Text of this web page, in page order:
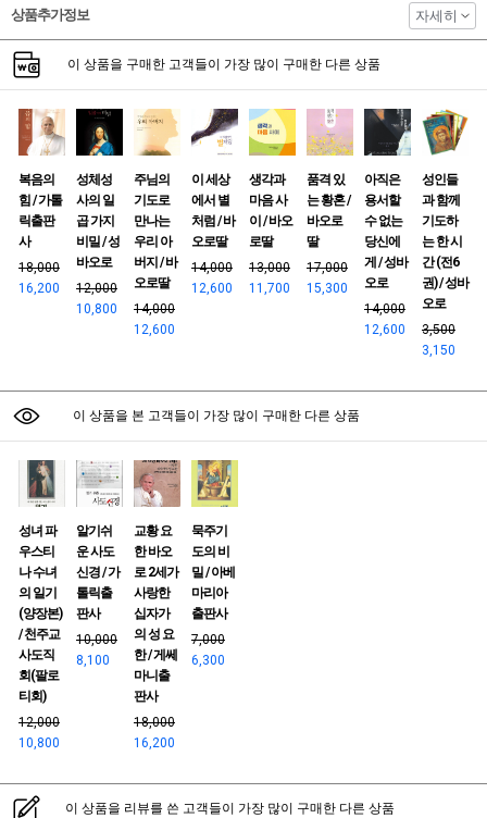
상품추가정보 자세히
이 상품을 구매한 고객들이 가장 많이 구매한 다른 상품
복음의
힘 / 가톨
릭출판
사
18,000
16,200
성체성
사의 일
곱 가지
비밀 / 성
바오로
12,000
10,800
주님의
기도로
만나는
우리 아
버지 / 바
오로딸
14,000
12,600
이 세상
에서 별
처럼 / 바
오로딸
14,000
12,600
생각과
마음 사
이 / 바오
로딸
13,000
11,700
품격 있
는 황혼 /
바오로
딸
17,000
15,300
아직은
용서할
수 없는
당신에
게 / 성바
오로
14,000
12,600
성인들
과 함께
기도하
는 한 시
간 (전6
권) / 성바
오로
3,500
3,150
이 상품을 본 고객들이 가장 많이 구매한 다른 상품
성녀 파
우스티
나 수녀
의 일기
(양장본)
/ 천주교
사도직
회(팔로
티회)
12,000
10,800
알기쉬
운 사도
신경 / 가
톨릭출
판사
10,000
8,100
교황 요
한 바오
로 2세가
사랑한
십자가
의 성 요
한 / 게쎄
마니출
판사
18,000
16,200
묵주기
도의 비
밀 / 아베
마리아
출판사
7,000
6,300
이 상품을 리뷰를 쓴 고객들이 가장 많이 구매한 다른 상품